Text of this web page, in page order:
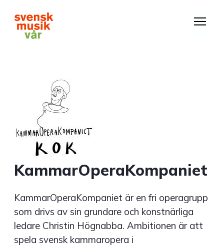
huvudinnehåll
KammarOperaKompaniet
KammarOperaKompaniet är en fri operagrupp
som drivs av sin grundare och konstnärliga
ledare Christin Högnabba. Ambitionen är att
spela svensk kammaropera i